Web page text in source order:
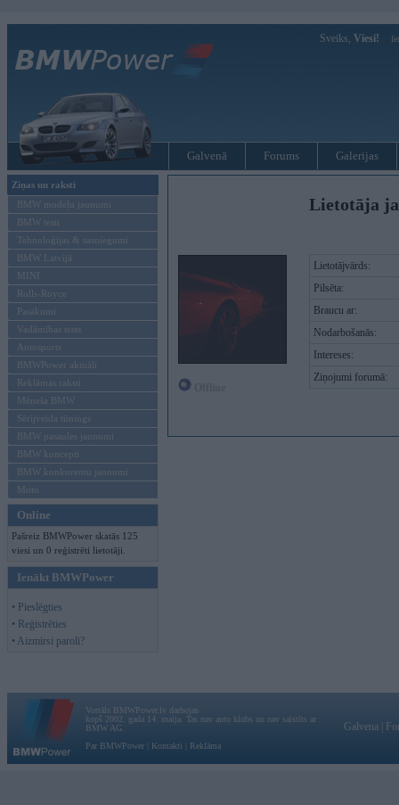
Sveiks, Viesi!
Galvenā Forums Galerijas
Ziņas un raksti
BMW modeļu jaunumi
BMW testi
Tehnoloģijas & sasniegumi
BMW Latvijā
MINI
Rolls-Royce
Pasākumi
Vadāmības tests
Autosports
BMWPower aktuāli
Reklāmas raksti
Mēneša BMW
Sērijveida tūnings
BMW pasaules jaunumi
BMW koncepti
BMW konkurentu jaunumi
Moto
Online
Pašreiz BMWPower skatās 125
viesi un 0 reģistrēti lietotāji.
Ienākt BMWPower
• Pieslēgties
• Reģistrēties
• Aizmirsi paroli?
Lietotāja
Lietotājvārds:
Pilsēta:
Braucu ar:
Nodarbošanās:
Intereses:
Ziņojumi forumā:
Vortāls BMWPower.lv darbojas
kopš 2002. gada 14. maija. Tas nav auto klubs un nav saistīts ar
BMW AG.
Par BMWPower
Kontakti Reklāma
Galvena